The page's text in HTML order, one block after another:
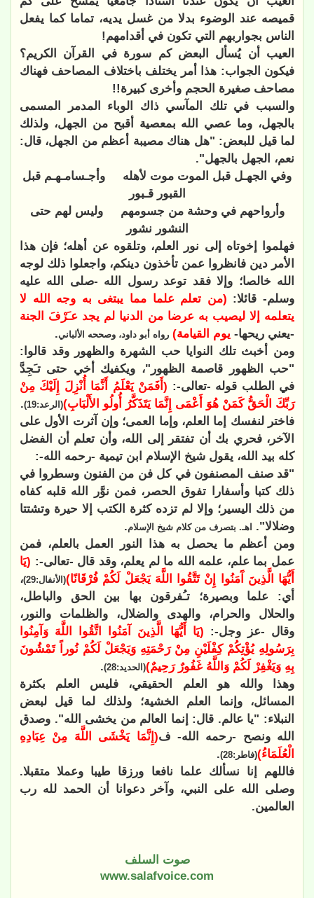
قميصه عند الوضوء بدلا من غسل يديه، تماما كما يفعل
الناس بجواربهم التي تكون في أقدامهم!
العيب أن يُسأل البعض كم سورة في القرآن الكريم؟
فيكون الجواب: هذا أمر يختلف باختلاف المصاحف فهناك
مصاحف صغيرة الحجم وأخرى كبيرة!!
والسبب في تلك المآسي ذاك الوباء المدمر المسمى
بالجهل، وما عصي الله بمعصية أقبح من الجهل، ولذلك
لما قيل للبعض: "هل هناك مصيبة أعظم من الجهل، قال:
نعم، الجهل بالجهل".
وفي الجهـل قبل الموت موت لأهله
وأجـسامـهـم قبل
القبور قـبور
وأرواحهم في وحشة من جسومهم
وليس لهم حتى
النشور نشور
فهلموا إخوتاه إلى نور العلم، وتلقوه عن أهله؛ فإن هذا
الأمر دين فانظروا عمن تأخذون دينكم، واجعلوا ذلك لوجه
الله خالصا؛ وإلا فقد توعد رسول الله -صلى الله عليه
وسلم- قائلا: (من تعلم علما مما يبتغى به وجه الله لا
يتعلمه إلا ليصيب به عرضا من الدنيا لم يجد عـَرْفَ الجنة
-يعني ريحها- يوم القيامة) رواه أبو داود، وصححه الألباني.
ومن أخبث تلك النوايا حب الشهرة والظهور وقد قالوا:
"حب الظهور قاصمة الظهور"، ويكفيك أخي حتى تـَجِدَّ
في الطلب قوله -تعالى-: (أَفَمَنْ يَعْلَمُ أَنَّمَا أُنْزِلَ إِلَيْكَ مِنْ
رَبِّكَ الْحَقُّ كَمَنْ هُوَ أَعْمَى إِنَّمَا يَتَذَكَّرُ أُولُو الأَلْبَابِ)(الرعد:19)
.
فاختر لنفسك إما العلم، وإما العمى؛ وإن آثرت الأول على
الآخر، فحري بك أن تفتقر إلى الله، وأن تعلم أن الفضل
كله بيد الله، يقول شيخ الإسلام ابن تيمية -رحمه الله-:
"قد صنف المصنفون في كل فن من الفنون وسطروا في
ذلك كتبا وأسفارا تفوق الحصر، فمن نوَّر الله قلبه كفاه
من ذلك اليسير؛ وإلا لم تزده كثرة الكتب إلا حيرة وتشتتا
وضلالا".
اهـ. بتصرف من كلام شيخ الإسلام.
ومن أعظم ما يحصل به هذا النور العمل بالعلم، فمن
عمل بما علم، علمه الله ما لم يعلم، وقد قال -تعالى-: (يَا
أَيُّهَا الَّذِينَ آَمَنُوا إِنْ تَتَّقُوا اللَّهَ يَجْعَلْ لَكُمْ فُرْقَانًا)(الأنفال:29)
،
أي: علما وبصيرة؛ تـُفرقون بها بين الحق والباطل،
والحلال والحرام، والهدى والضلال، والظلمات والنور،
وقال -عز وجل-: (يَا أَيُّهَا الَّذِينَ آمَنُوا اتَّقُوا اللَّهَ وَآمِنُوا
بِرَسُولِهِ يُؤْتِكُمْ كِفْلَيْنِ مِنْ رَحْمَتِهِ وَيَجْعَلْ لَكُمْ نُوراً تَمْشُونَ
بِهِ وَيَغْفِرْ لَكُمْ وَاللَّهُ غَفُورٌ رَحِيمٌ)(الحديد:28)
.
وهذا والله هو العلم الحقيقي، فليس العلم بكثرة
المسائل، وإنما العلم الخشية؛ ولذلك لما قيل لبعض
النبلاء: "يا عالم. قال: إنما العالم من يخشى الله". وصدق
الله ونصح -رحمه الله- ف(إِنَّمَا يَخْشَى اللَّهَ مِنْ عِبَادِهِ
الْعُلَمَاءُ)(فاطر:28)
.
فاللهم إنا نسألك علما نافعا ورزقا طيبا وعملا متقبلا.
وصلى الله على النبي، وآخر دعوانا أن الحمد لله رب
العالمين.
صوت السلف
www.salafvoice.com